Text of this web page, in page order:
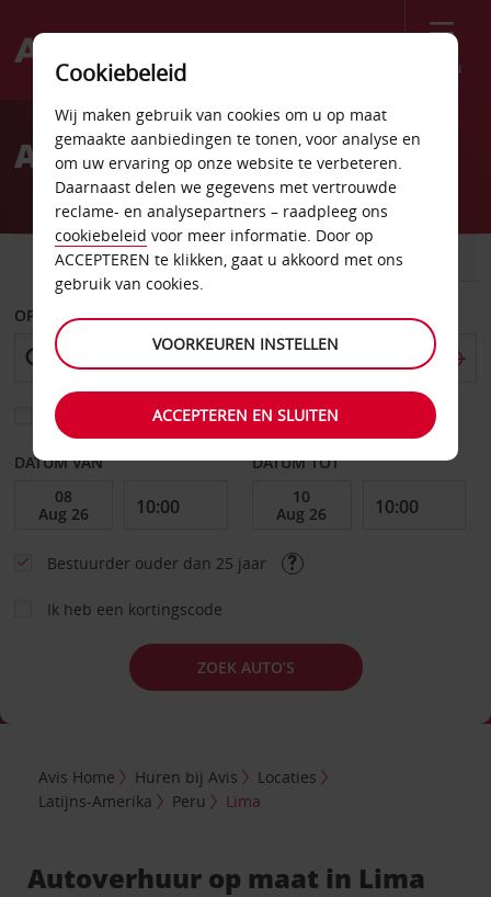
Menu
Welcome
AvisAutoverhuur Lima
AUTO BESTELWAGEN
OPHALEN OP
Kies een ander afleverpunt
DATUM VAN DATUM TOT
Bestuurder ouder dan 25 jaar
Ik heb een kortingscode
ZOEK AUTO’S
Avis Home Huren bij Avis
Locaties
Latijns-Amerika
Peru Lima
Autoverhuur op maat in Lima
Cookiebeleid
Wij maken gebruik van cookies om u op maat
gemaakte aanbiedingen te tonen, voor analyse en
om uw ervaring op onze website te verbeteren.
Daarnaast delen we gegevens met vertrouwde
reclame- en analysepartners – raadpleeg ons
cookiebeleid voor meer informatie. Door op
ACCEPTEREN te klikken, gaat u akkoord met ons
gebruik van cookies.
VOORKEUREN INSTELLEN
ACCEPTEREN EN SLUITEN